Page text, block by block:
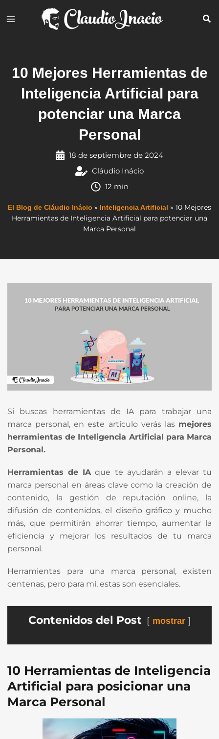
10 Mejores Herramientas de
Inteligencia Artificial para
potenciar una Marca
Personal
18 de septiembre de 2024
Cláudio Inácio
12 min
El Blog de Cláudio Inácio » Inteligencia Artificial » 10 Mejores
Herramientas de Inteligencia Artificial para potenciar una
Marca Personal
Si buscas herramientas de IA para trabajar una
marca personal, en este artículo verás las mejores
herramientas de Inteligencia Artificial para Marca
Personal.
Herramientas de IA que te ayudarán a elevar tu
marca personal en áreas clave como la creación de
contenido, la gestión de reputación online, la
difusión de contenidos, el diseño gráfico y mucho
más, que permitirán ahorrar tiempo, aumentar la
eficiencia y mejorar los resultados de tu marca
personal.
Herramientas para una marca personal, existen
centenas, pero para mí, estas son esenciales.
Contenidos del Post mostrar
10 Herramientas de Inteligencia
Artificial para posicionar una
Marca Personal